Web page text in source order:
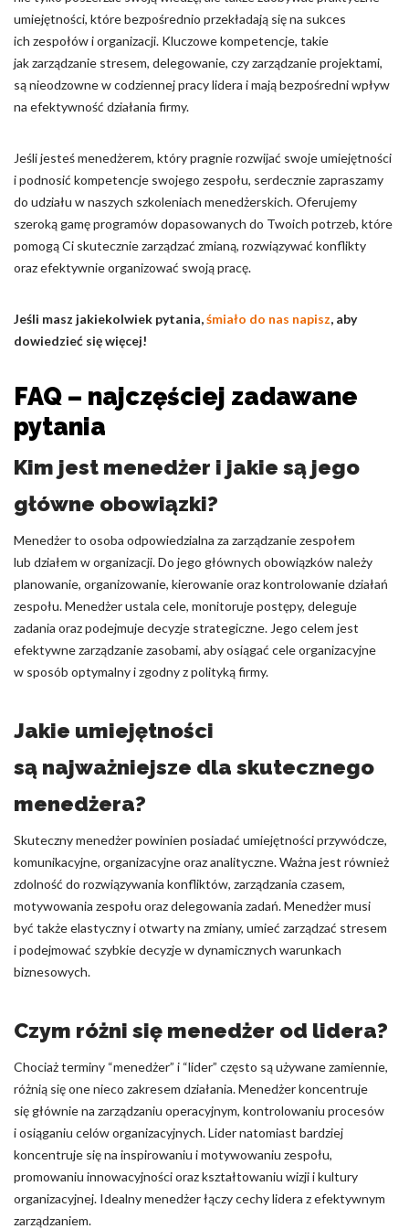
umiejętności, które bezpośrednio przekładają się na sukces
ich zespołów i organizacji. Kluczowe kompetencje, takie
jak zarządzanie stresem, delegowanie, czy zarządzanie projektami,
są nieodzowne w codziennej pracy lidera i mają bezpośredni wpływ
na efektywność działania firmy.
Jeśli jesteś menedżerem, który pragnie rozwijać swoje umiejętności
i podnosić kompetencje swojego zespołu, serdecznie zapraszamy
do udziału w naszych szkoleniach menedżerskich. Oferujemy
szeroką gamę programów dopasowanych do Twoich potrzeb, które
pomogą Ci skutecznie zarządzać zmianą, rozwiązywać konflikty
oraz efektywnie organizować swoją pracę.
Jeśli masz jakiekolwiek pytania,śmiało do nas napisz, aby
dowiedzieć się więcej!
FAQ – najczęściej zadawane
pytania
Kim jest menedżer i jakie są jego
główne obowiązki?
Menedżer to osoba odpowiedzialna za zarządzanie zespołem
lub działem w organizacji. Do jego głównych obowiązków należy
planowanie, organizowanie, kierowanie oraz kontrolowanie działań
zespołu. Menedżer ustala cele, monitoruje postępy, deleguje
zadania oraz podejmuje decyzje strategiczne. Jego celem jest
efektywne zarządzanie zasobami, aby osiągać cele organizacyjne
w sposób optymalny i zgodny z polityką firmy.
Jakie umiejętności
są najważniejsze dla skutecznego
menedżera?
Skuteczny menedżer powinien posiadać umiejętności przywódcze,
komunikacyjne, organizacyjne oraz analityczne. Ważna jest również
zdolność do rozwiązywania konfliktów, zarządzania czasem,
motywowania zespołu oraz delegowania zadań. Menedżer musi
być także elastyczny i otwarty na zmiany, umieć zarządzać stresem
i podejmować szybkie decyzje w dynamicznych warunkach
biznesowych.
Czym różni się menedżer od lidera?
Chociaż terminy “menedżer” i “lider” często są używane zamiennie,
różnią się one nieco zakresem działania. Menedżer koncentruje
się głównie na zarządzaniu operacyjnym, kontrolowaniu procesów
i osiąganiu celów organizacyjnych. Lider natomiast bardziej
koncentruje się na inspirowaniu i motywowaniu zespołu,
promowaniu innowacyjności oraz kształtowaniu wizji i kultury
organizacyjnej. Idealny menedżer łączy cechy lidera z efektywnym
zarządzaniem.